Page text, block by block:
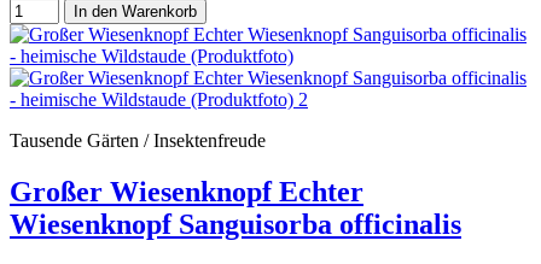
In den Warenkorb
Tausende Gärten / Insektenfreude
Großer Wiesenknopf Echter
Wiesenknopf Sanguisorba officinalis